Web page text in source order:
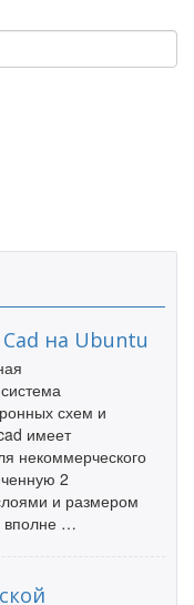
на Ubuntu
схем и
имеет
некоммерческого
2
и размером
вполне …